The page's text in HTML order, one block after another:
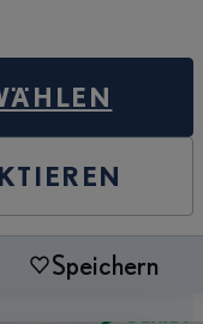
Speichern